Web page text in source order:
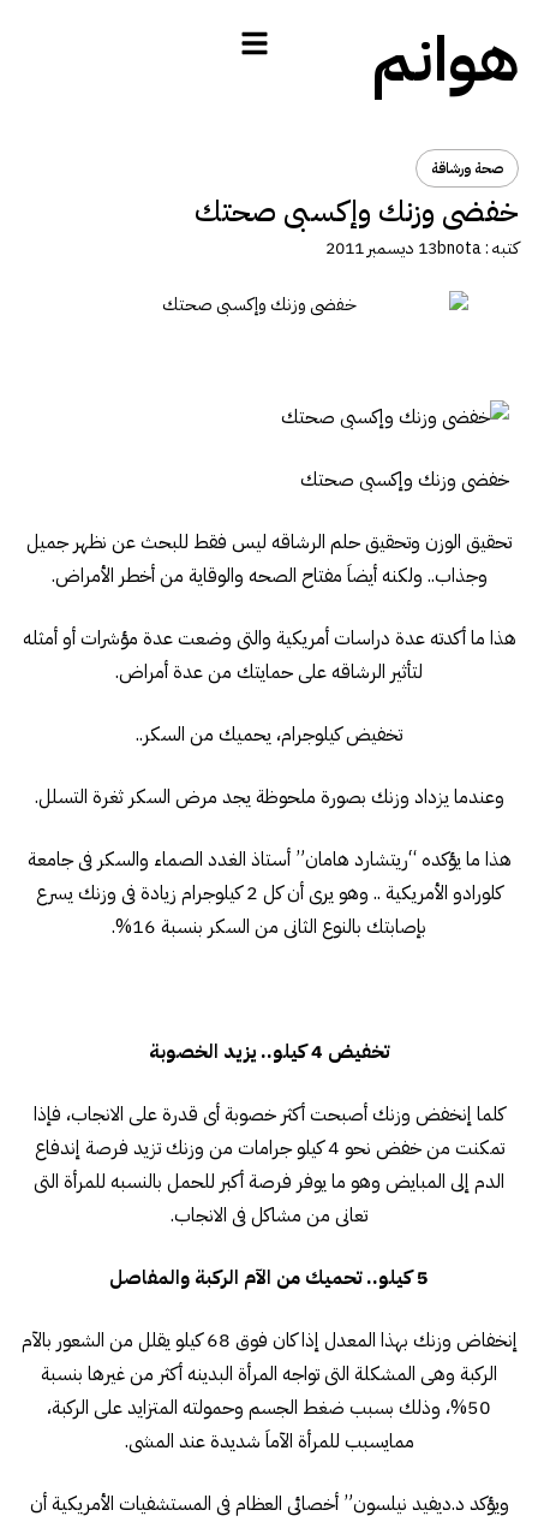
هوانم
صحة ورشاقة
خفضى وزنك وإكسبى صحتك
كتبه :bnota13 ديسمبر 2011
خفضى وزنك وإكسبى صحتك
تحقيق الوزن وتحقيق حلم الرشاقه ليس فقط للبحث عن نظهر جميل
وجذاب.. ولكنه أيضاَ مفتاح الصحه والوقاية من أخطر الأمراض.
هذا ما أكدته عدة دراسات أمريكية والتى وضعت عدة مؤشرات أو أمثله
لتأثير الرشاقه على حمايتك من عدة أمراض.
تخفيض كيلوجرام، يحميك من السكر..
وعندما يزداد وزنك بصورة ملحوظة يجد مرض السكر ثغرة التسلل.
هذا ما يؤكده “ريتشارد هامان” أستاذ الغدد الصماء والسكر فى جامعة
كلورادو الأمريكية .. وهو يرى أن كل 2 كيلوجرام زيادة فى وزنك يسرع
بإصابتك بالنوع الثانى من السكر بنسبة 16%.
تخفيض 4 كيلو.. يزيد الخصوبة
كلما إنخفض وزنك أصبحت أكثر خصوبة أى قدرة على الانجاب، فإذا
تمكنت من خفض نحو 4 كيلو جرامات من وزنك تزيد فرصة إندفاع
الدم إلى المبايض وهو ما يوفر فرصة أكبر للحمل بالنسبه للمرأة التى
تعانى من مشاكل فى الانجاب.
5 كيلو.. تحميك من الآم الركبة والمفاصل
إنخفاض وزنك بهذا المعدل إذا كان فوق 68 كيلو يقلل من الشعور بالآم
الركبة وهى المشكلة التى تواجه المرأة البدينه أكثر من غيرها بنسبة
50%، وذلك بسبب ضغط الجسم وحمولته المتزايد على الركبة،
ممايسبب للمرأة الآماَ شديدة عند المشى.
ويؤكد د.ديفيد نيلسون” أخصائى العظام فى المستشفيات الأمريكية أن